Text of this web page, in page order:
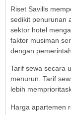
Riset Savills
sedikit penurunan
sektor hotel
faktor musiman
dengan
Tarif sewa secara
menurun. Tarif
lebih
Harga apartemen